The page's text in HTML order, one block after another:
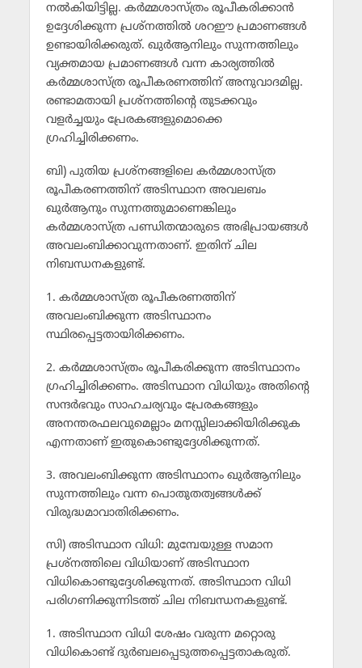
നല്‍കിയിട്ടില്ല. കര്‍മ്മശാസ്ത്രം രൂപീകരിക്കാന്‍
ഉദ്ദേശിക്കുന്ന പ്രശ്നത്തില്‍ ശറഈ പ്രമാണങ്ങള്‍
ഉണ്ടായിരിക്കരുത്. ഖുര്‍ആനിലും സുന്നത്തിലും
വ്യക്തമായ പ്രമാണങ്ങള്‍ വന്ന കാര്യത്തില്‍
കര്‍മ്മശാസ്ത്ര രൂപീകരണത്തിന് അനുവാദമില്ല.
രണ്ടാമതായി പ്രശ്നത്തിന്റെ തുടക്കവും
വളര്‍ച്ചയും പ്രേരകങ്ങളുമൊക്കെ
ഗ്രഹിച്ചിരിക്കണം.
ബി) പുതിയ പ്രശ്നങ്ങളിലെ കര്‍മ്മശാസ്ത്ര
രൂപീകരണത്തിന് അടിസ്ഥാന അവലബം
ഖുര്‍ആനും സുന്നത്തുമാണെങ്കിലും
കര്‍മ്മശാസ്ത്ര പണ്ഡിതന്മാരുടെ അഭിപ്രായങ്ങള്‍
അവലംബിക്കാവുന്നതാണ്. ഇതിന് ചില
നിബന്ധനകളുണ്ട്.
1. കര്‍മ്മശാസ്ത്ര രൂപീകരണത്തിന്
അവലംബിക്കുന്ന അടിസ്ഥാനം
സ്ഥിരപ്പെട്ടതായിരിക്കണം.
2. കര്‍മ്മശാസ്ത്രം രൂപീകരിക്കുന്ന അടിസ്ഥാനം
ഗ്രഹിച്ചിരിക്കണം. അടിസ്ഥാന വിധിയും അതിന്റെ
സന്ദര്‍ഭവും സാഹചര്യവും പ്രേരകങ്ങളും
അനന്തരഫലവുമെല്ലാം മനസ്സിലാക്കിയിരിക്കുക
എന്നതാണ് ഇതുകൊണ്ടുദ്ദേശിക്കുന്നത്.
3. അവലംബിക്കുന്ന അടിസ്ഥാനം ഖുര്‍ആനിലും
സുന്നത്തിലും വന്ന പൊതുതത്വങ്ങള്‍ക്ക്
വിരുദ്ധമാവാതിരിക്കണം.
സി) അടിസ്ഥാന വിധി: മുമ്പേയുള്ള സമാന
പ്രശ്നത്തിലെ വിധിയാണ് അടിസ്ഥാന
വിധികൊണ്ടുദ്ദേശിക്കുന്നത്. അടിസ്ഥാന വിധി
പരിഗണിക്കുന്നിടത്ത് ചില നിബന്ധനകളുണ്ട്.
1. അടിസ്ഥാന വിധി ശേഷം വരുന്ന മറ്റൊരു
വിധികൊണ്ട് ദുര്‍ബലപ്പെടുത്തപ്പെട്ടതാകരുത്.